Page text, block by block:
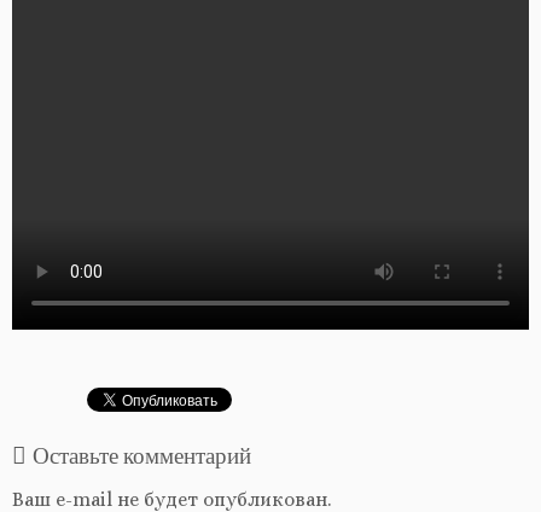
Оставьте комментарий
Ваш e-mail не будет опубликован.